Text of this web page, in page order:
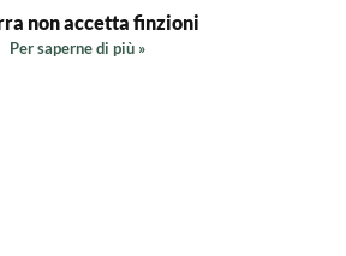
non accetta finzioni
Per saperne di più »